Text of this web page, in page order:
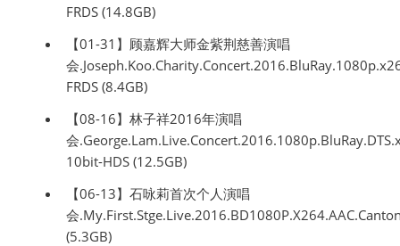
FRDS (14.8GB)
【01-31】顾嘉辉大师金紫荆慈善演唱
会
FRDS (8.4GB)
【08-16】林子祥2016年演唱
会
10bit-HDS (12.5GB)
【06-13】石咏莉首次个人演唱
会
(5.3GB)